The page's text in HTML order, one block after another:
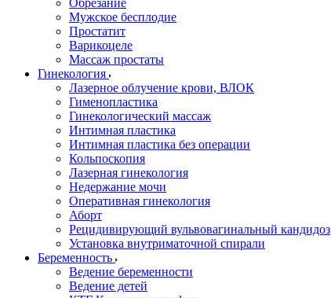
Обрезание
Мужское бесплодие
Простатит
Варикоцеле
Массаж простаты
Гинекология
Лазерное облучение крови, ВЛОК
Гименопластика
Гинекологический массаж
Интимная пластика
Интимная пластика без операции
Кольпоскопия
Лазерная гинекология
Недержание мочи
Оперативная гинекология
Аборт
Рецидивирующий вульвовагинальный кандидоз
Установка внутриматочной спирали
Беременность
Ведение беременности
Ведение детей